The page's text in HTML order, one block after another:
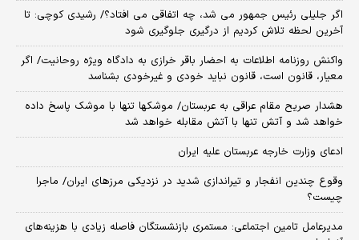
اگر جلیلی رئیس جمهور می شد، چه اتفاقی می افتاد؟/ رشیدی کوچی: تا
آخرین لحظه تلاش کردیم از درگیری جلوگیری شود
واکنش روزنامه اطلاعات به احضار باقر خرازی به دادگاه ویژه روحانیت/ اگر
معیار، قانون است، قانون نباید خودی و غیرخودی بشناسد
هشدار صریح مقام عراقی به عربستان/ موشکها تنها با موشک پاسخ داده
خواهد شد و آتش تنها با آتش مقابله خواهد شد
ادعای وزارت خارجه عربستان علیه ایران
وقوع چندین انفجار و تیراندازی شدید در نزدیکی مرز‌های ایران/ ماجرا
چیست؟
مدیرعامل تامین اجتماعی: مستمری بازنشستگان فاصله زیادی با هزینه‌های